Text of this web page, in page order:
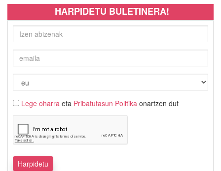
HARPIDETU BULETINERA!
Lege oharra eta Pribatutasun Politika onartzen dut